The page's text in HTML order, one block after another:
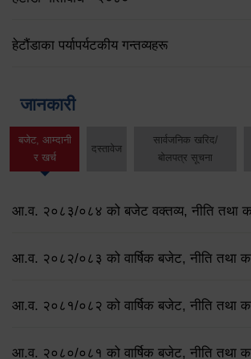
हेटौंडाका पर्यापर्यटकीय गन्तव्यहरू
जानकारी
बजेट, आम्दानी
र खर्च
दस्तावेज
सार्वजनिक खरिद/
बोलपत्र सूचना
आ.व. २०८३/०८४ को बजेट वक्तव्य, नीति तथा
आ.व. २०८२/०८३ को वार्षिक बजेट, नीति तथा
आ.व. २०८१/०८२ को वार्षिक बजेट, नीति तथा
आ.व. २०८०/०८१ को वार्षिक बजेट, नीति तथा